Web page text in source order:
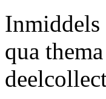
qua